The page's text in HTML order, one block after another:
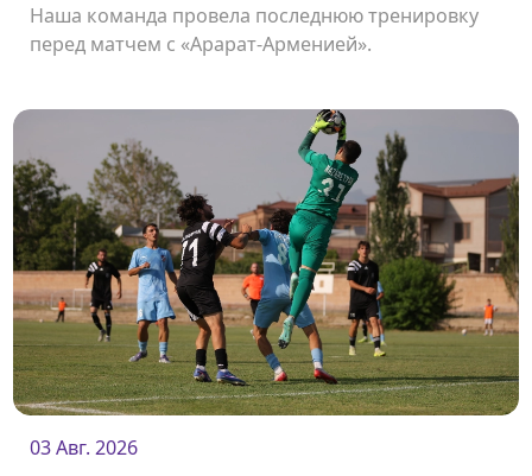
Наша команда провела последнюю тренировку
перед матчем с «Арарат-Арменией».
03 Авг. 2026